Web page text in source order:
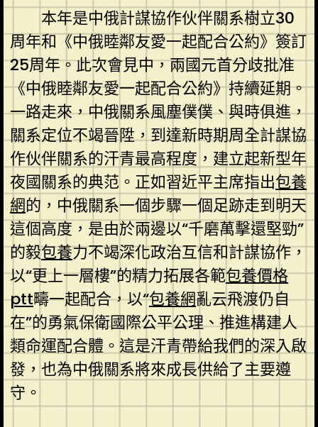
本年是中俄計謀協作伙伴關系樹立30
周年和《中俄睦鄰友愛一起配合公約》簽訂
25周年。此次會見中，兩國元首分歧批准
《中俄睦鄰友愛一起配合公約》持續延期。
一路走來，中俄關系風塵僕僕、與時俱進，
關系定位不竭晉陞，到達新時期周全計謀協
作伙伴關系的汗青最高程度，建立起新型年
夜國關系的典范。正如習近平主席指出包養
網的，中俄關系一個步驟一個足跡走到明天
這個高度，是由於兩邊以“千磨萬擊還堅勁”
的毅包養力不竭深化政治互信和計謀協作，
以“更上一層樓”的精力拓展各範包養價格
ptt疇一起配合，以“包養網亂云飛渡仍自
在”的勇氣保衛國際公平公理、推進構建人
類命運配合體。這是汗青帶給我們的深入啟
發，也為中俄關系將來成長供給了主要遵
守。